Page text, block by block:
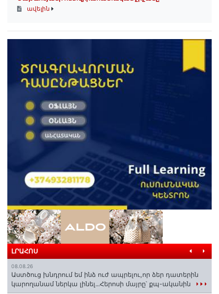
ավելին
ԼՐԱՀՈՍ
08.08.26
Աստծուց խնդրում եմ ինձ ուժ ապրելու,որ ձեր դատերին
կարողանամ ներկա լինել․․․Հերոսի մայրը՝ քպ-ականին